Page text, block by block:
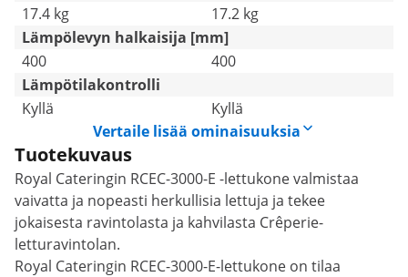
17.4 kg
17.2 kg
Lämpölevyn halkaisija [mm]
400
400
Lämpötilakontrolli
Kyllä
Kyllä
Vertaile lisää ominaisuuksia
Tuotekuvaus
Royal Cateringin RCEC-3000-E -lettukone valmistaa
vaivatta ja nopeasti herkullisia lettuja ja tekee
jokaisesta ravintolasta ja kahvilasta Crêperie-
letturavintolan.
Royal Cateringin RCEC-3000-E-lettukone on tilaa